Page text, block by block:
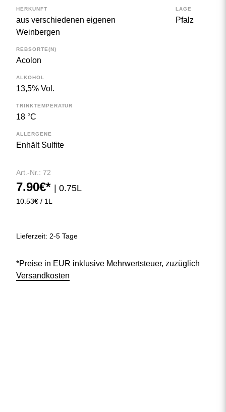
HERKUNFT
aus verschiedenen eigenen
Weinbergen
LAGE
Pfalz
REBSORTE(N)
Acolon
ALKOHOL
13,5% Vol.
TRINKTEMPERATUR
18 °C
ALLERGENE
Enhält Sulfite
Art.-Nr.: 72
7.90€* | 0.75L
10.53€ / 1L
Lieferzeit: 2-5 Tage
*Preise in EUR inklusive Mehrwertsteuer, zuzüglich
Versandkosten